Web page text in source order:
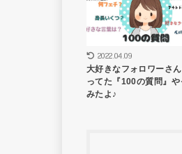
2022.04.09
大好きなフォロワーさ
ってた『100の質問』や
みたよ♪